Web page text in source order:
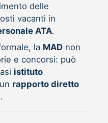
delle
vacanti in
ATA.
la MADnon
e concorsi: può
istituto
rapporto diretto